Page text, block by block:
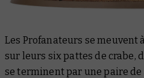
Les Profanateurs se meuvent
sur leurs six pattes de crabe,
se terminent par une paire